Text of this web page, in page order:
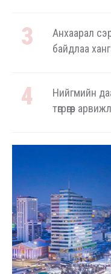
Анхаарал
байдлаа
Нийгмийн
төгрөгөөр
Аялал
ШТС-ууд
боломжоор
“Нүүрс
хэвшлийн
тогтоолын